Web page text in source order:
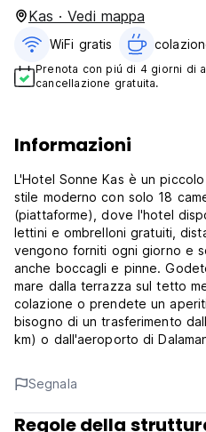
Kas · Vedi mappa
WiFi gratis
Prenota con piú di 4 giorni di
cancellazione gratuita.
Informazioni
L'Hotel Sonne Kas è un
stile moderno con solo 18
(piattaforme), dove l'hotel
lettini e ombrelloni gratuiti,
vengono forniti ogni giorno e
anche boccagli e pinne.
mare dalla terrazza sul tetto
colazione o prendete un
bisogno di un trasferimento
km) o dall'aeroporto di
L'hotel si trova a pochi passi
centro della città.
Segnala
Regole della